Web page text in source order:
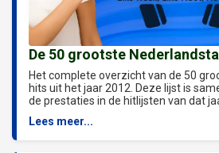
De 50 grootste
Het complete overzicht van de 50
hits uit het jaar 2012. Deze lijst is
de prestaties in de hitlijsten van dat
Lees meer...